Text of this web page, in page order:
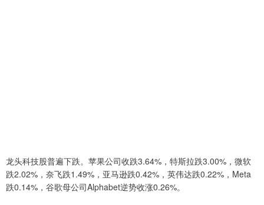
龙头科技股普遍下跌。苹果公司收跌3.64%，特斯拉跌3.00%，微软
跌2.02%，奈飞跌1.49%，亚马逊跌0.42%，英伟达跌0.22%，Meta
跌0.14%，谷歌母公司Alphabet逆势收涨0.26%。